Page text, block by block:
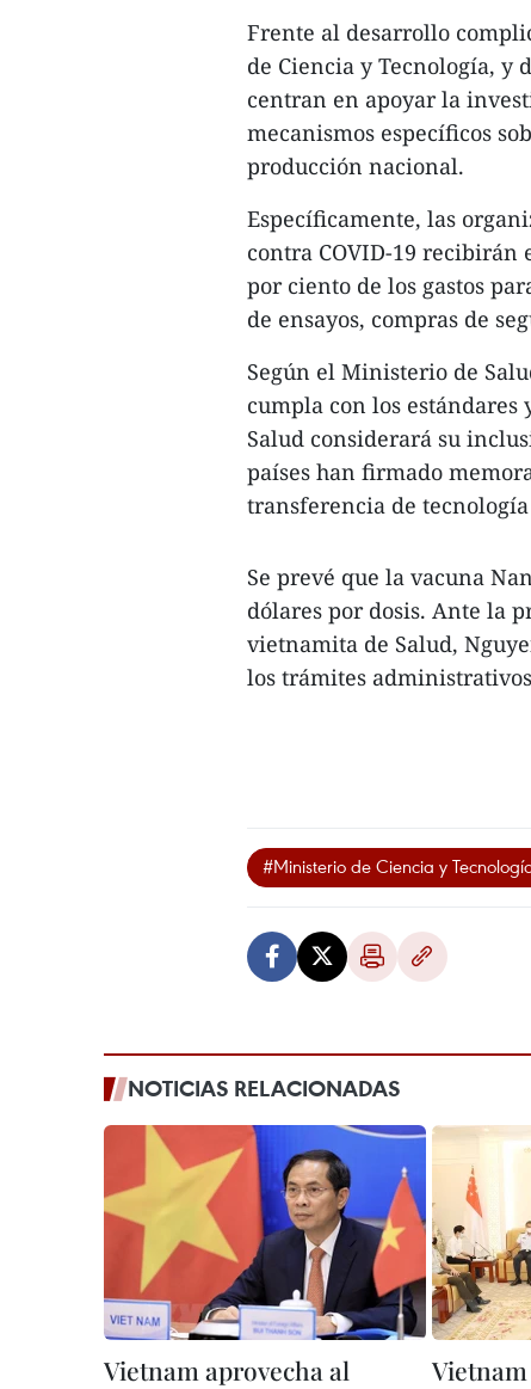
Frente al desarrollo
de Ciencia y Tecnología, y
centran en apoyar la
mecanismos específicos
producción nacional.
Específicamente, las
contra COVID-19
por ciento de los gastos
de ensayos, compras de
Según el Ministerio de
cumpla con los
Salud considerará su
países han firmado
transferencia de
Se prevé que la vacuna
dólares por dosis. Ante la
vietnamita de Salud,
los trámites
#Ministerio de Ciencia y
NOTICIAS RELACIONADAS
Vietnam aprovecha al